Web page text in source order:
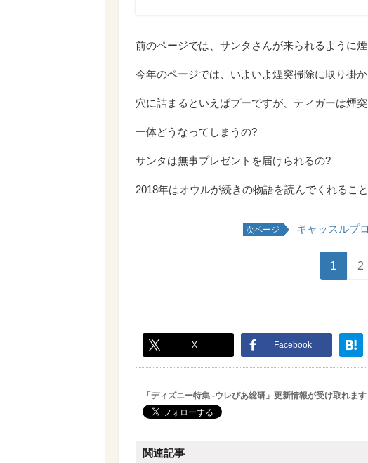
前のページでは、サンタさんが来られるように
今年のページでは、いよいよ煙突掃除に取り掛か
穴に詰まるといえばプーですが、ティガーは煙
一体どうなってしまうの?
サンタは無事プレゼントを届けられるの?
2018年はオウルが続きの物語を読んでくれるこ
次ページ キャッスルプ
1 2
X Facebook
「ディズニー特集 -ウレぴあ総研」更新情報が受け取れます
関連記事